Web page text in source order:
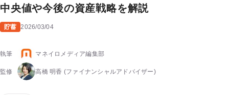
中央値や今後の資産戦略を解説
貯蓄 2026/03/04
執筆 マネイロメディア編集部
監修 高橋 明香 (ファイナンシャルアドバイザー)